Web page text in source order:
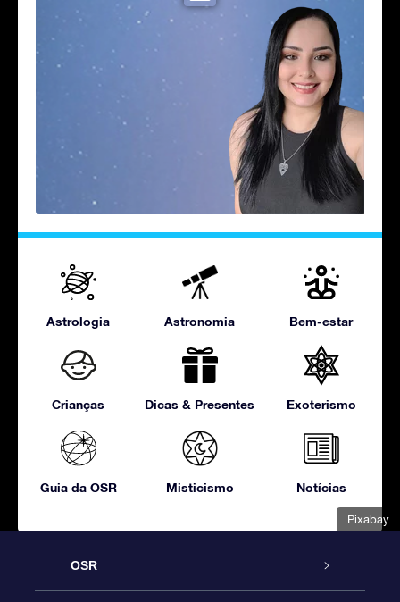
Pixabay
Astrologia Astronomia Bem-estar
Crianças Dicas & Presentes Exoterismo
Guia da OSR Misticismo Notícias
OSR